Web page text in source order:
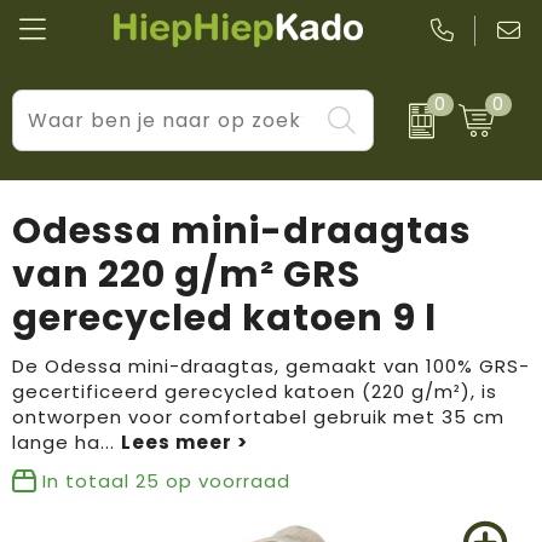
0 0
Kantoor & schrijfwaren
Wellness & verzorging
Tassen & reizen
Huis, tuin & keuken
Elektronica & gadgets
Kleding & accessoires
Levensstijl
Prijs & impact
BIC
Brandflavours
Camelbak
Janzen
JBL
Odessa mini-draagtas
van 220 g/m² GRS
gerecycled katoen 9 l
De Odessa mini-draagtas, gemaakt van 100% GRS-
gecertificeerd gerecycled katoen (220 g/m²), is
ontworpen voor comfortabel gebruik met 35 cm
lange ha...
In totaal 25 op voorraad